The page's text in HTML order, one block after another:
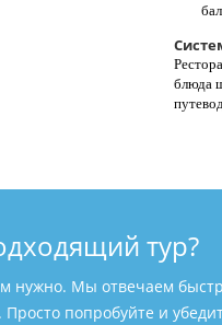
блюда
тур?
нужно. Мы отвечаем
попробуйте и